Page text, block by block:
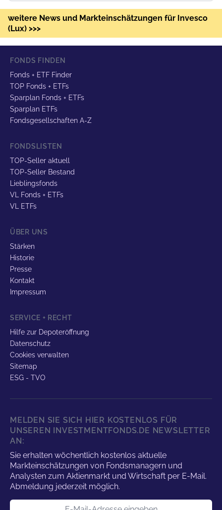
weitere News und Markteinschätzungen für Invesco
(Lux) >>>
FONDS FINDEN
Fonds + ETF Finder
TOP Fonds + ETFs
Sparplan Fonds + ETFs
Sparplan ETFs
Fondsgesellschaften A-Z
FONDSLISTEN
TOP-Seller aktuell
TOP-Seller Bestand
Lieblingsfonds
VL Fonds + ETFs
VL ETFs
ÜBER UNS
Stärken
Historie
Presse
Kontakt
Impressum
SERVICE + RECHT
Hilfe zur Depoteröffnung
Datenschutz
Cookies verwalten
Sitemap
ESG - TVO
MELDEN SIE SICH HIER KOSTENLOS FÜR
UNSEREN INVESTMENTFONDS.DE NEWSLETTER
AN:
Sie erhalten wöchentlich kostenlos aktuelle
Markteinschätzungen von Fondsmanagern und
Analysten zum Aktienmarkt und Wirtschaft per E-Mail.
Abmeldung jederzeit möglich.
E-Mail-Adresse